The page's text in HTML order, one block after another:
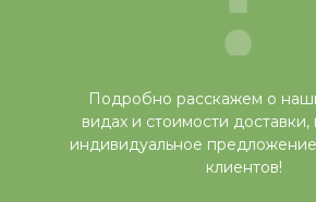
Подробно расскажем о
видах и стоимости доставки,
индивидуальное
клиентов!